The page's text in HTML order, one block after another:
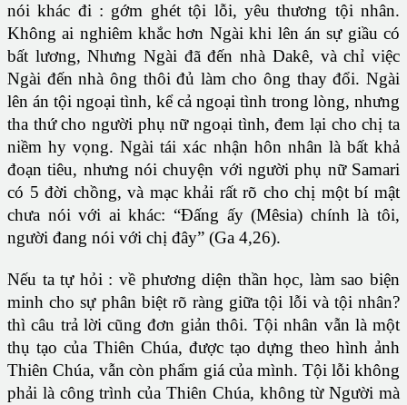
nói khác đi : gớm ghét tội lỗi, yêu thương tội nhân.
Không ai nghiêm khắc hơn Ngài khi lên án sự giầu có
bất lương, Nhưng Ngài đã đến nhà Dakê, và chỉ việc
Ngài đến nhà ông thôi đủ làm cho ông thay đổi. Ngài
lên án tội ngoại tình, kể cả ngoại tình trong lòng, nhưng
tha thứ cho người phụ nữ ngoại tình, đem lại cho chị ta
niềm hy vọng. Ngài tái xác nhận hôn nhân là bất khả
đoạn tiêu, nhưng nói chuyện với người phụ nữ Samari
có 5 đời chồng, và mạc khải rất rõ cho chị một bí mật
chưa nói với ai khác: “Đấng ấy (Mêsia) chính là tôi,
người đang nói với chị đây” (Ga 4,26).
Nếu ta tự hỏi : về phương diện thần học, làm sao biện
minh cho sự phân biệt rõ ràng giữa tội lỗi và tội nhân?
thì câu trả lời cũng đơn giản thôi. Tội nhân vẫn là một
thụ tạo của Thiên Chúa, được tạo dựng theo hình ảnh
Thiên Chúa, vẫn còn phẩm giá của mình. Tội lỗi không
phải là công trình của Thiên Chúa, không từ Người mà